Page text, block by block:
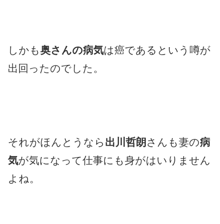
しかも奥さんの病気は癌であるという噂が
出回ったのでした。
それがほんとうなら 出川哲朗 さんも妻の病
気が気になって仕事にも身がはいりません
よね。